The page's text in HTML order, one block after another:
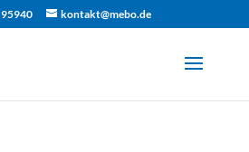
kontakt@mebo.de